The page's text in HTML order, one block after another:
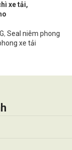
xe tải,
, Seal niêm phong
xe tải